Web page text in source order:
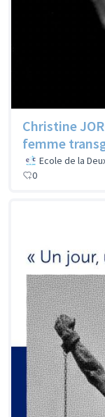
Christine
femme
Ecole de la
0